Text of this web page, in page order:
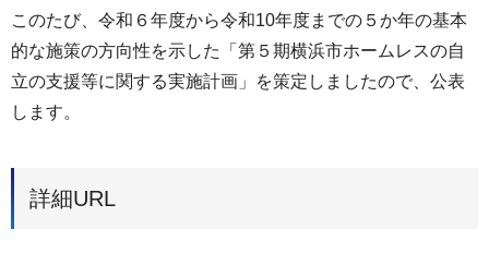
このたび、令和６年度から令和10年度までの５か年の基本
的な施策の方向性を示した「第５期横浜市ホームレスの自
立の支援等に関する実施計画」を策定しましたので、公表
します。
詳細URL